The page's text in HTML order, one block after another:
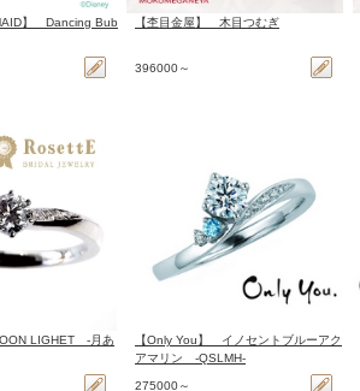
】 Dancing Bub
【杢目金屋】 木目つむぎ
396000～
LIGHET -月あ
【Only You】 イノセントブルーアク
アマリン -QSLMH-
275000～